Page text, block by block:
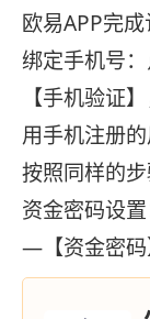
欧易APP完成
绑定手机号
【手机验证
用手机注册
按照同样的步
资金密码设
—【资金密码